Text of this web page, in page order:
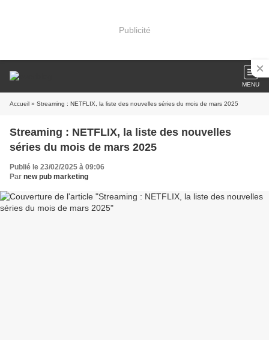
Publicité
MENU
Accueil » Streaming : NETFLIX, la liste des nouvelles séries du mois de mars 2025
Streaming : NETFLIX, la liste des nouvelles
séries du mois de mars 2025
Publié le 23/02/2025 à 09:06
Par new pub marketing